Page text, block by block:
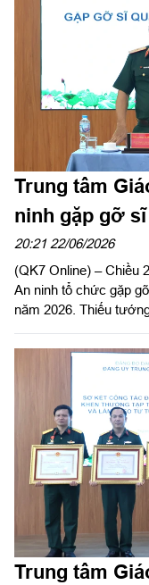
Trung tâm
ninh gặp gỡ
đầu năm 2026
20:21 22/06/2026
(QK7 Online) – Chiều
An ninh tổ chức gặp
năm 2026. Thiếu
Trung tâm